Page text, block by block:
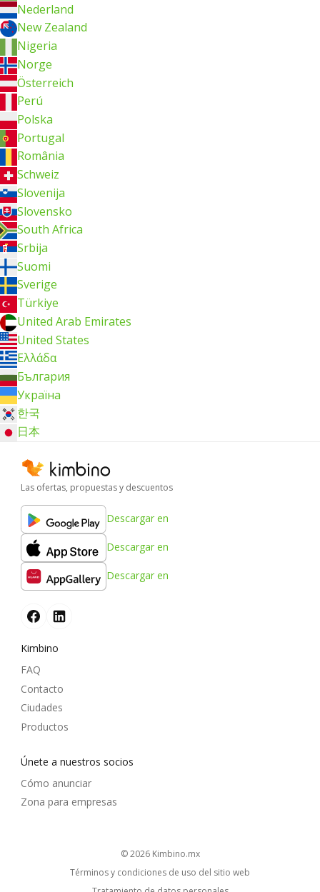
Nederland
New Zealand
Nigeria
Norge
Österreich
Perú
Polska
Portugal
România
Schweiz
Slovenija
Slovensko
South Africa
Srbija
Suomi
Sverige
Türkiye
United Arab Emirates
United States
Ελλάδα
България
Україна
한국
日本
Las ofertas, propuestas y descuentos
Descargar en
Descargar en
Descargar en
Kimbino
FAQ
Contacto
Ciudades
Productos
Únete a nuestros socios
Cómo anunciar
Zona para empresas
© 2026 kimbino.mx
Términos y condiciones de uso del sitio web